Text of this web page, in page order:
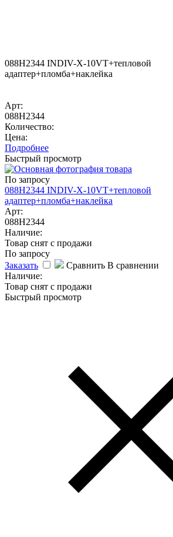
088H2344 INDIV-X-10VT+тепловой
адаптер+пломба+наклейка
Арт:
088H2344
Количество:
Цена:
Подробнее
Быстрый просмотр
По запросу
088H2344 INDIV-X-10VT+тепловой
адаптер+пломба+наклейка
Арт:
088H2344
Наличие:
Товар снят с продажи
По запросу
Заказать
Сравнить В сравнении
Наличие:
Товар снят с продажи
Быстрый просмотр